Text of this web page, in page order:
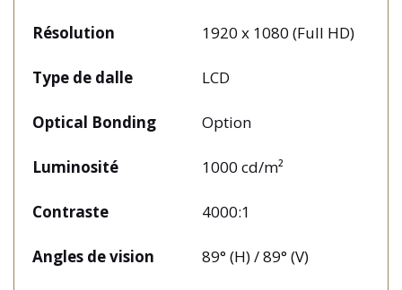
Résolution 1920 x 1080 (Full HD)
Type de dalle LCD
Optical Bonding Option
Luminosité 1000 cd/m²
Contraste 4000:1
Angles de vision 89° (H) / 89° (V)